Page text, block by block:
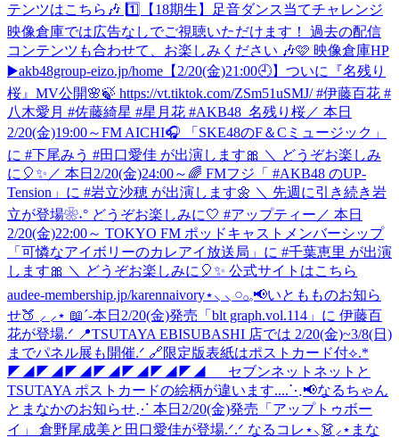
テンツはこちら🎶 1️⃣【18期生】足音ダンス当てチャレンジ
映像倉庫では広告なしでご視聴いただけます！ 過去の配信
コンテンツも合わせて、お楽しみください 🎶🩷 映像倉庫HP
▶️akb48group-eizo.jp/home 【2/20(金)21:00🕘】ついに『名残り
桜』MV公開🌸🍃 https://vt.tiktok.com/ZSm51uSMJ/ #伊藤百花 #
八木愛月 #佐藤綺星 #星月花 #AKB48_名残り桜／ 本日
2/20(金)19:00～FM AICHI🎧 「SKE48のF＆Cミュージック」
に #下尾みう #田口愛佳 が出演します🎀 ＼ どうぞお楽しみ
に🎈✨ ／ 本日2/20(金)24:00～🌈 FMフジ「 #AKB48 のUP-
Tension」に #岩立沙穂 が出演します🌼 ＼ 先週に引き続き岩
立が登場❀˖° どうぞお楽しみに🤍 #アップティー ／ 本日
2/20(金)22:00～ TOKYO FM ポッドキャストメンバーシップ
「可憐なアイボリーのカレアイ放送局」に #千葉恵里 が出演
します🎀 ＼ どうぞお楽しみに🎈✨ 公式サイトはこちら
audee-membership.jp/karennaivory⋆⸜ ⸜ 𓏸𓂂𓈒📢いともものお知ら
せ🍑 ⸝‍ ⸝‍⋆ 📖´-本日2/20(金)発売「blt graph.vol.114」に 伊藤百
花が登場.ᐟ 📍TSUTAYA EBISUBASHI 店では 2/20(金)~3/8(日)
までパネル展も開催.ᐟ 🔗限定版表紙はポストカード付⟡.*
◤◢◤◢◤◢◤◢◤◢◤◢◤◢ セブンネットネットと
TSUTAYA ポストカードの絵柄が違います....⋱📢なるちゃん
とまなかのお知らせ⋰ 本日2/20(金)発売「アップトゥボー
イ」 倉野尾成美と田口愛佳が登場.ᐟ.ᐟ なるコレ⋆⸜👗⸝‍⋆まな